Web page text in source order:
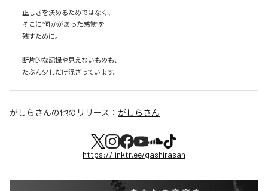
正しさを決めるためではなく、
そこに“何かがあった感覚”を
残すために。
断片的な記録や見えないものも、
たぶん少しだけ混ざっています。
がしらさんの他のリリース： がしらさん
https://linktr.ee/gashirasan